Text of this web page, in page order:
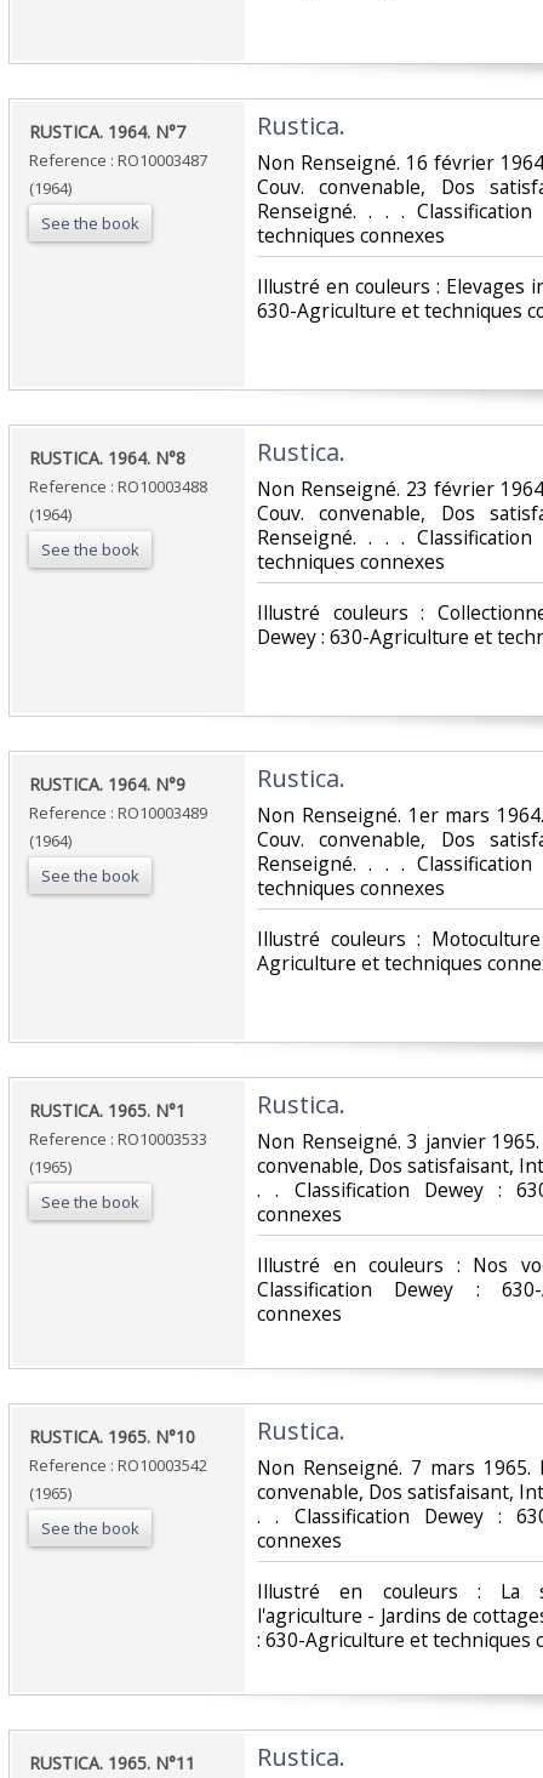
‎RUSTICA. 1964. N°7‎
Reference : RO10003487
(1964)
See the book
‎Rustica.‎
‎Non Renseigné. 16 février
Couv. convenable, Dos
Renseigné. . . .
techniques connexes‎
‎Illustré en couleurs : Elevages
630-Agriculture et techniques
‎RUSTICA. 1964. N°8‎
Reference : RO10003488
(1964)
See the book
‎Rustica.‎
‎Non Renseigné. 23 février
Couv. convenable, Dos
Renseigné. . . .
techniques connexes‎
‎Illustré couleurs :
Dewey : 630-Agriculture et
‎RUSTICA. 1964. N°9‎
Reference : RO10003489
(1964)
See the book
‎Rustica.‎
‎Non Renseigné. 1er mars
Couv. convenable, Dos
Renseigné. . . .
techniques connexes‎
‎Illustré couleurs :
Agriculture et techniques
‎RUSTICA. 1965. N°1‎
Reference : RO10003533
(1965)
See the book
‎Rustica.‎
‎Non Renseigné. 3 janvier
convenable, Dos satisfaisant,
. . Classification Dewey :
connexes‎
‎Illustré en couleurs : Nos
Classification Dewey :
connexes‎
‎RUSTICA. 1965. N°10‎
Reference : RO10003542
(1965)
See the book
‎Rustica.‎
‎Non Renseigné. 7 mars 1965.
convenable, Dos satisfaisant,
. . Classification Dewey :
connexes‎
‎Illustré en couleurs : La
l'agriculture - Jardins de
: 630-Agriculture et techniques
‎RUSTICA. 1965. N°11‎ ‎Rustica.‎